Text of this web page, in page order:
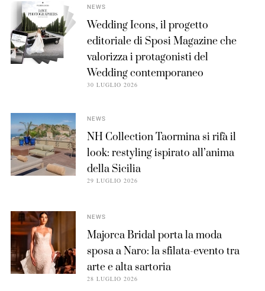
NEWS
Wedding Icons, il progetto
editoriale di Sposi Magazine che
valorizza i protagonisti del
Wedding contemporaneo
30 LUGLIO 2026
NEWS
NH Collection Taormina si rifà il
look: restyling ispirato all’anima
della Sicilia
29 LUGLIO 2026
NEWS
Majorca Bridal porta la moda
sposa a Naro: la sfilata-evento tra
arte e alta sartoria
28 LUGLIO 2026